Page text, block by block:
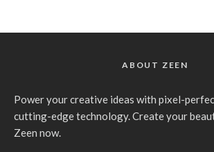
ABOUT ZEEN
Power your creative ideas with pixel-
cutting-edge technology. Create your
Zeen now.